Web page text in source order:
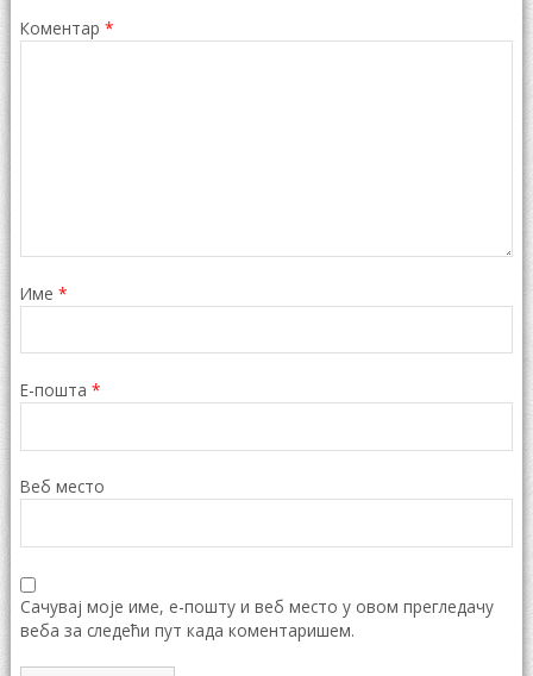
Коментар *
Име *
Е-пошта *
Веб место
Сачувај моје име, е-пошту и веб место у овом прегледачу
веба за следећи пут када коментаришем.